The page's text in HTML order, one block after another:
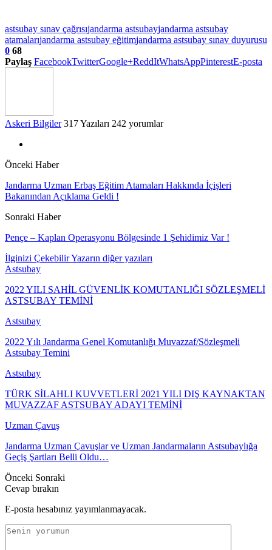
astsubay sınav çağrısıjandarma astsubayjandarma astsubay
atamalarıjandarma astsubay eğitimjandarma astsubay sınav duyurusu
0 68
Paylaş FacebookTwitterGoogle+ReddItWhatsAppPinterestE-posta
Askeri Bilgiler 317 Yazıları 242 yorumlar
Önceki Haber
Jandarma Uzman Erbaş Eğitim Atamaları Hakkında İçişleri
Bakanından Açıklama Geldi !
Sonraki Haber
Pençe – Kaplan Operasyonu Bölgesinde 1 Şehidimiz Var !
İlginizi ÇekebilirYazarın diğer yazıları
Astsubay
2022 YILI SAHİL GÜVENLİK KOMUTANLIĞI SÖZLEŞMELİ
ASTSUBAY TEMİNİ
Astsubay
2022 Yılı Jandarma Genel Komutanlığı Muvazzaf/Sözleşmeli
Astsubay Temini
Astsubay
TÜRK SİLAHLI KUVVETLERİ 2021 YILI DIŞ KAYNAKTAN
MUVAZZAF ASTSUBAY ADAYI TEMİNİ
Uzman Çavuş
Jandarma Uzman Çavuşlar ve Uzman Jandarmaların Astsubaylığa
Geçiş Şartları Belli Oldu…
Önceki Sonraki
Cevap bırakın
E-posta hesabınız yayımlanmayacak.